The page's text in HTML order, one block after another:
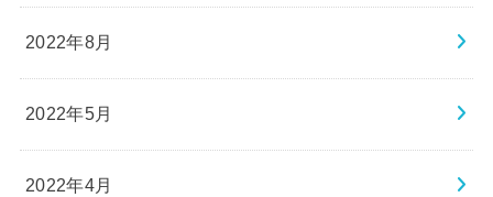
2022年8月
2022年5月
2022年4月